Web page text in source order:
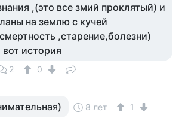
,(это все змий проклятый) и
на землю с кучей
,старение,болезни)
вот история
2 0
8 лет 1